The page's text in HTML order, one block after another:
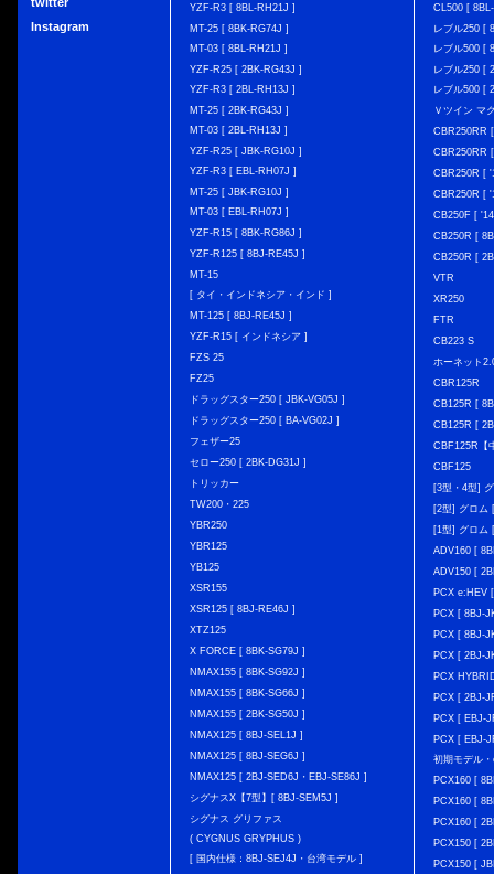
Instagram
YZF-R3 [ 8BL-RH21J ]
MT-25 [ 8BK-RG74J ]
MT-03 [ 8BL-RH21J ]
YZF-R25 [ 2BK-RG43J ]
YZF-R3 [ 2BL-RH13J ]
MT-25 [ 2BK-RG43J ]
MT-03 [ 2BL-RH13J ]
YZF-R25 [ JBK-RG10J ]
YZF-R3 [ EBL-RH07J ]
MT-25 [ JBK-RG10J ]
MT-03 [ EBL-RH07J ]
YZF-R15 [ 8BK-RG86J ]
YZF-R125 [ 8BJ-RE45J ]
MT-15
[ タイ・インドネシア・インド ]
MT-125 [ 8BJ-RE45J ]
YZF-R15 [ インドネシア ]
FZS 25
FZ25
ドラッグスター250 [ JBK-VG05J ]
ドラッグスター250 [ BA-VG02J ]
フェザー25
セロー250 [ 2BK-DG31J ]
トリッカー
TW200・225
YBR250
YBR125
YB125
XSR155
XSR125 [ 8BJ-RE46J ]
XTZ125
X FORCE [ 8BK-SG79J ]
NMAX155 [ 8BK-SG92J ]
NMAX155 [ 8BK-SG66J ]
NMAX155 [ 2BK-SG50J ]
NMAX125 [ 8BJ-SEL1J ]
NMAX125 [ 8BJ-SEG6J ]
NMAX125 [ 2BJ-SED6J・EBJ-SE86J ]
シグナスX【7型】[ 8BJ-SEM5J ]
シグナス グリファス
( CYGNUS GRYPHUS )
[ 国内仕様：8BJ-SEJ4J・台湾モデル ]
CL500 [
レブル250 [
レブル500 [
レブル250 [
レブル500 [
Ｖツイン マ
CBR250RR
CBR250RR
CBR250R [
CBR250R [
CB250F [
CB250R [
CB250R [
VTR
XR250
FTR
CB223 S
ホーネット
CBR125R
CB125R [
CB125R [
CBF125R【
CBF125
[3型・4型]
[2型] グロム
[1型] グロム
ADV160 [
ADV150 [
PCX e:HEV
PCX [ 8BJ-
PCX [ 8BJ-
PCX [ 2BJ-
PCX
PCX [ 2BJ-
PCX [ EBJ-
PCX [ EBJ-
初期モデル
PCX160 [
PCX160 [
PCX160 [
PCX150 [
PCX150 [